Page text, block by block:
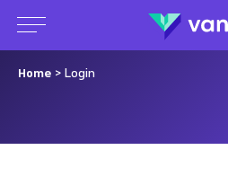
Home > Login